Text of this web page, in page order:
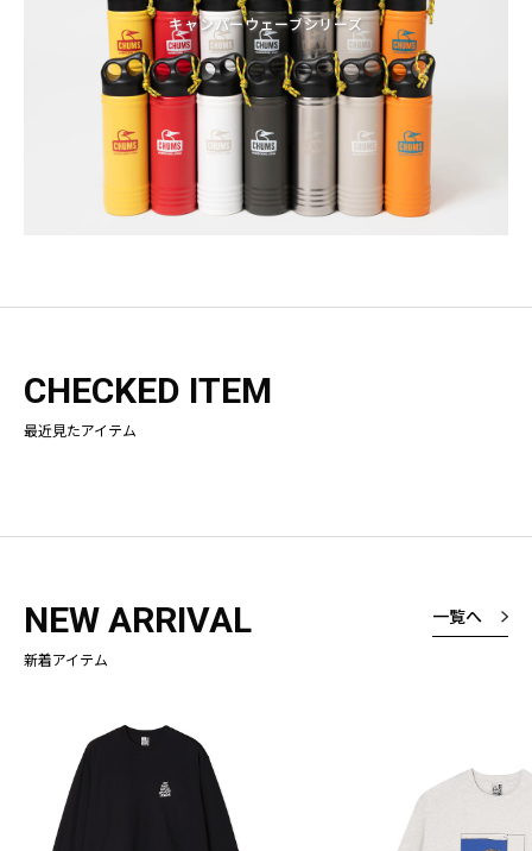
キャンパーウェーブシリーズ
CHECKED ITEM
最近見たアイテム
NEW ARRIVAL
新着アイテム
一覧へ